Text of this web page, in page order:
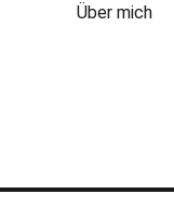
Über mich